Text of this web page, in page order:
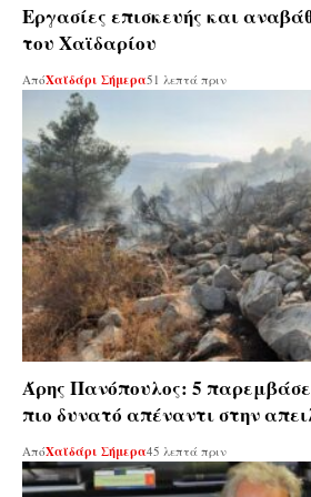
Εργασίες επισκευής και
του Χαϊδαρίου
ΑπόΧαϊδάρι Σήμερα51 λεπτά πριν
Άρης Πανόπουλος: 5
πιο δυνατό απέναντι στην
ΑπόΧαϊδάρι Σήμερα45 λεπτά πριν